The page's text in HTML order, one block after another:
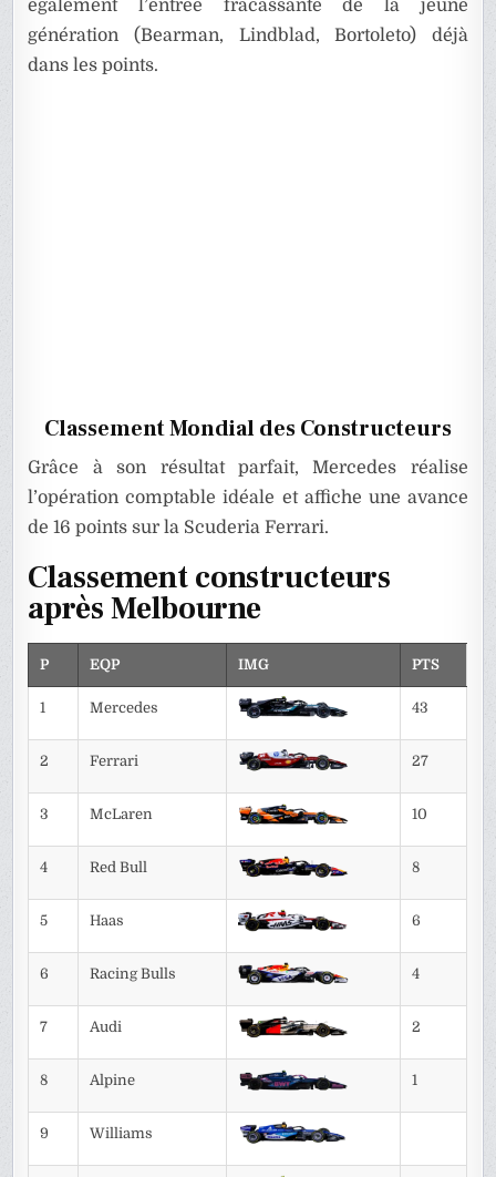
également l’entrée fracassante de la jeune
génération (Bearman, Lindblad, Bortoleto) déjà
dans les points.
Classement Mondial des Constructeurs
Grâce à son résultat parfait, Mercedes réalise
l’opération comptable idéale et affiche une avance
de 16 points sur la Scuderia Ferrari.
Classement constructeurs
après Melbourne
P EQP IMG PTS
1 Mercedes 43
2 Ferrari 27
3 McLaren 10
4 Red Bull 8
5 Haas 6
6 Racing Bulls 4
7 Audi 2
8 Alpine 1
9 Williams